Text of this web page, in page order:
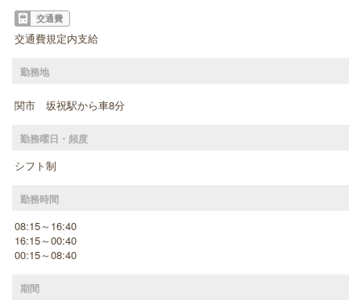
交通費
交通費規定内支給
勤務地
関市 坂祝駅から車8分
勤務曜日・頻度
シフト制
勤務時間
08:15～16:40
16:15～00:40
00:15～08:40
期間